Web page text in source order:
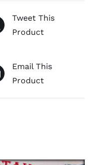
Tweet This
Product
Email This
Product